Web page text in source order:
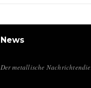
News
Der metallische